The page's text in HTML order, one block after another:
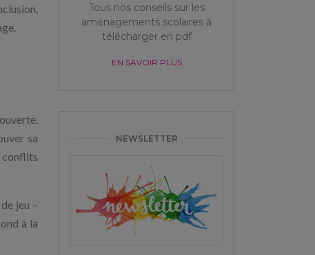
sa
jeu –
à la
Tous nos conseils sur les
aménagements scolaires à
télécharger en pdf
EN SAVOIR PLUS
NEWSLETTER